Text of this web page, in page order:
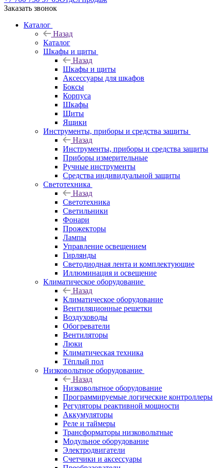
Заказать звонок
Каталог
Назад
Каталог
Шкафы и щиты
Назад
Шкафы и щиты
Аксессуары для шкафов
Боксы
Корпуса
Шкафы
Щиты
Ящики
Инструменты, приборы и средства защиты
Назад
Инструменты, приборы и средства защиты
Приборы измерительные
Ручные инструменты
Средства индивидуальной защиты
Светотехника
Назад
Светотехника
Светильники
Фонари
Прожекторы
Лампы
Управление освещением
Гирлянды
Светодиодная лента и комплектующие
Иллюминация и освещение
Климатическое оборудование
Назад
Климатическое оборудование
Вентиляционные решетки
Воздуховоды
Обогреватели
Вентиляторы
Люки
Климатическая техника
Тёплый пол
Низковольтное оборудование
Назад
Низковольтное оборудование
Программируемые логические контроллеры
Регуляторы реактивной мощности
Аккумуляторы
Реле и таймеры
Трансформаторы низковольтные
Модульное оборудование
Электродвигатели
Счетчики и аксессуары